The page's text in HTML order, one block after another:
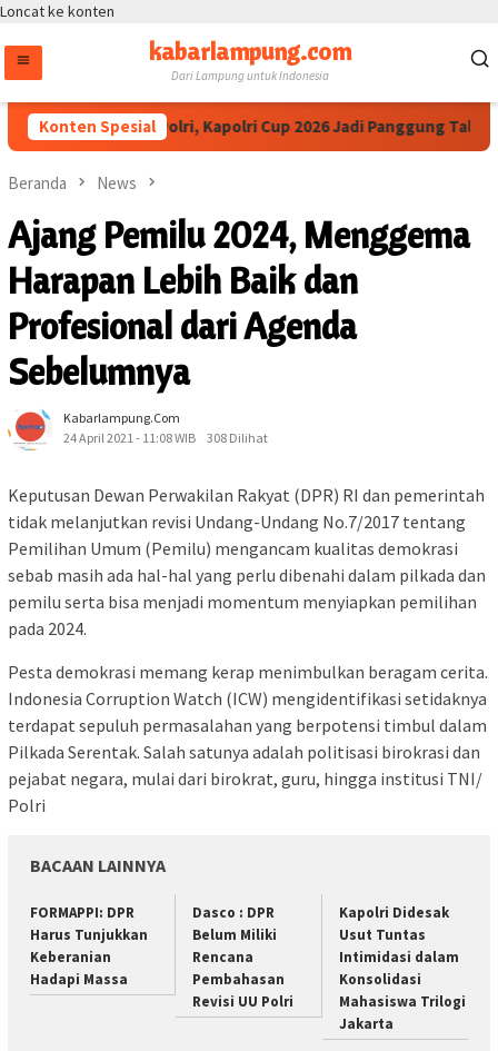
Loncat ke konten
kabarlampung.com
Dari Lampung untuk Indonesia
Konten Spesial
IESPA Apresiasi Polri, Kapolri Cup 2026 Jadi Panggung Talenta
Beranda News
Ajang Pemilu 2024, Menggema
Harapan Lebih Baik dan
Profesional dari Agenda
Sebelumnya
Kabarlampung.com
24 April 2021 - 11:08 WIB
308 Dilihat
Keputusan Dewan Perwakilan Rakyat (DPR) RI dan pemerintah
tidak melanjutkan revisi Undang-Undang No.7/2017 tentang
Pemilihan Umum (Pemilu) mengancam kualitas demokrasi
sebab masih ada hal-hal yang perlu dibenahi dalam pilkada dan
pemilu serta bisa menjadi momentum menyiapkan pemilihan
pada 2024.
Pesta demokrasi memang kerap menimbulkan beragam cerita.
Indonesia Corruption Watch (ICW) mengidentifikasi setidaknya
terdapat sepuluh permasalahan yang berpotensi timbul dalam
Pilkada Serentak. Salah satunya adalah politisasi birokrasi dan
pejabat negara, mulai dari birokrat, guru, hingga institusi TNI/
Polri
BACAAN LAINNYA
FORMAPPI: DPR
Harus Tunjukkan
Keberanian
Hadapi Massa
Dasco : DPR
Belum Miliki
Rencana
Pembahasan
Revisi UU Polri
Kapolri Didesak
Usut Tuntas
Intimidasi dalam
Konsolidasi
Mahasiswa Trilogi
Jakarta